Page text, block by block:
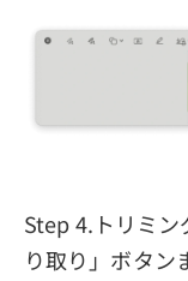
Step 4.トリミ
り取り」ボタン